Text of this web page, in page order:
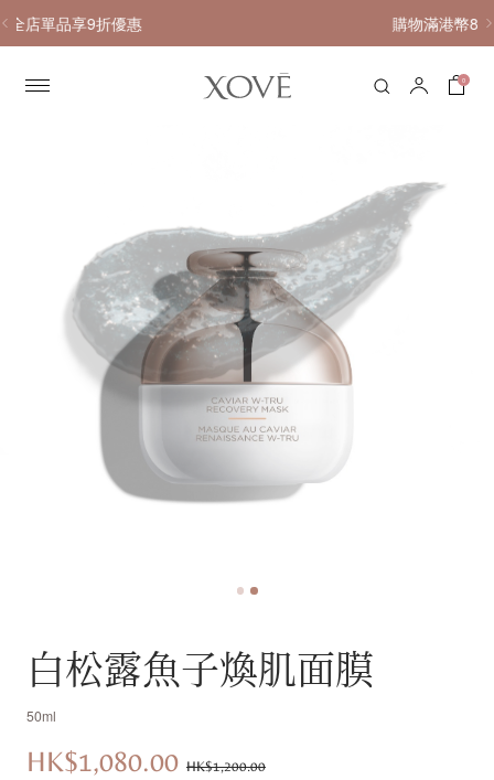
購物滿港幣800元或以上，享免費送貨服務
0
白松露魚子煥肌面膜
50ml
優
HK$1,080.00 價
HK$1,200.00